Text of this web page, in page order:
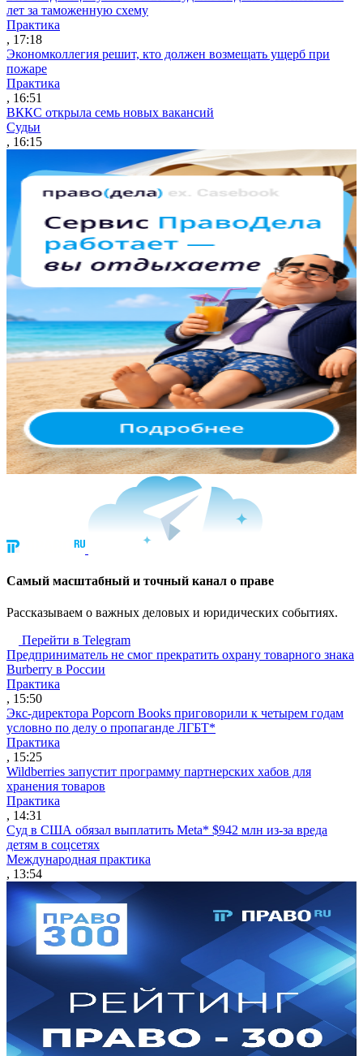
лет за таможенную схему
Практика
, 17:18
Экономколлегия решит, кто должен возмещать ущерб при
пожаре
Практика
, 16:51
ВККС открыла семь новых вакансий
Судьи
, 16:15
Cамый масштабный и точный канал о праве
Рассказываем о важных деловых и юридических событиях.
Перейти в Telegram
Предприниматель не смог прекратить охрану товарного знака
Burberry в России
Практика
, 15:50
Экс-директора Popcorn Books приговорили к четырем годам
условно по делу о пропаганде ЛГБТ*
Практика
, 15:25
Wildberries запустит программу партнерских хабов для
хранения товаров
Практика
, 14:31
Суд в США обязал выплатить Meta* $942 млн из-за вреда
детям в соцсетях
Международная практика
, 13:54